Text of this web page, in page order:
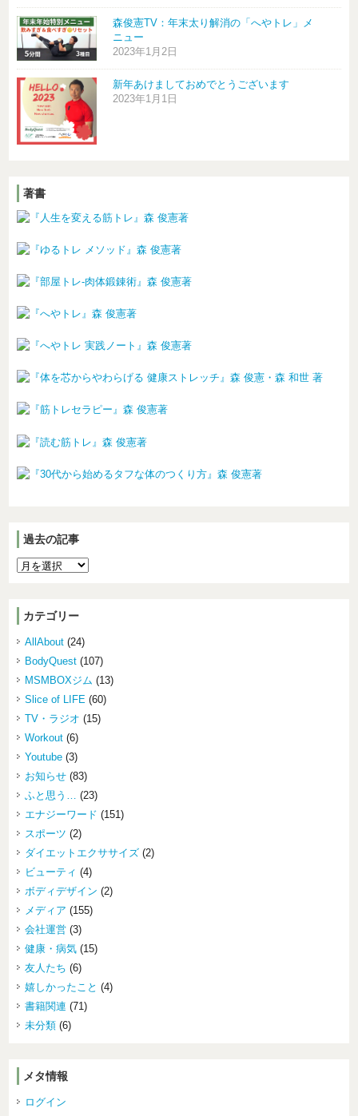
森俊憲TV：年末太り解消の「へやトレ」メ
ニュー
2023年1月2日
新年あけましておめでとうございます
2023年1月1日
著書
過去の記事
カテゴリー
AllAbout (24)
BodyQuest (107)
MSMBOXジム (13)
Slice of LIFE (60)
TV・ラジオ (15)
Workout (6)
Youtube (3)
お知らせ (83)
ふと思う…
(23)
エナジーワード (151)
スポーツ (2)
ダイエットエクササイズ (2)
ビューティ (4)
ボディデザイン (2)
メディア (155)
会社運営 (3)
健康・病気 (15)
友人たち (6)
嬉しかったこと (4)
書籍関連 (71)
未分類 (6)
メタ情報
ログイン